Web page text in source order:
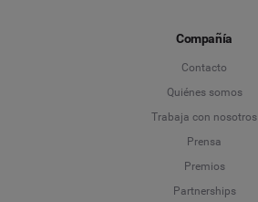
Compañía
Contacto
Quiénes somos
Trabaja con nosotros
Prensa
Premios
Partnerships